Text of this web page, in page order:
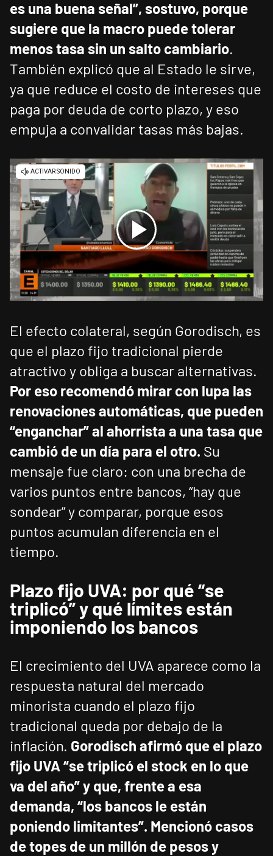
es una buena señal”, sostuvo, porque
sugiere que la macro puede tolerar
menos tasa sin un salto cambiario.
También explicó que al Estado le sirve,
ya que reduce el costo de intereses que
paga por deuda de corto plazo, y eso
empuja a convalidar tasas más bajas.
El efecto colateral, según Gorodisch, es
que el plazo fijo tradicional pierde
atractivo y obliga a buscar alternativas.
Por eso recomendó mirar con lupa las
renovaciones automáticas, que pueden
“enganchar” al ahorrista a una tasa que
cambió de un día para el otro. Su
mensaje fue claro: con una brecha de
varios puntos entre bancos, “hay que
sondear” y comparar, porque esos
puntos acumulan diferencia en el
tiempo.
Plazo fijo UVA: por qué “se
triplicó” y qué límites están
imponiendo los bancos
El crecimiento del UVA aparece como la
respuesta natural del mercado
minorista cuando el plazo fijo
tradicional queda por debajo de la
inflación. Gorodisch afirmó que el plazo
fijo UVA “se triplicó el stock en lo que
va del año” y que, frente a esa
demanda, “los bancos le están
poniendo limitantes”. Mencionó casos
de topes de un millón de pesos y